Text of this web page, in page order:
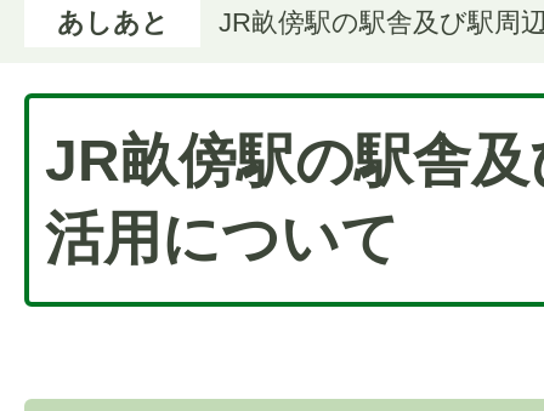
あしあと
JR畝傍駅の駅舎及び駅周
JR畝傍駅の駅舎
活用について